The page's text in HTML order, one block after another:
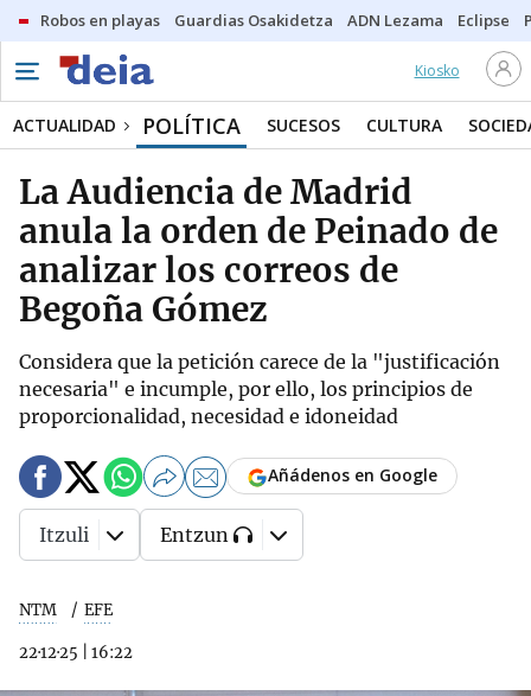
Robos en playas Guardias Osakidetza ADN Lezama Eclipse
Kiosko
ACTUALIDAD POLÍTICA SUCESOS CULTURA
La Audiencia de Madrid
anula la orden de Peinado de
analizar los correos de
Begoña Gómez
Considera que la petición carece de la "justificación
necesaria" e incumple, por ello, los principios de
proporcionalidad, necesidad e idoneidad
NTM EFE
22·12·25 16:22
Añádenos en Google
Itzuli Entzun